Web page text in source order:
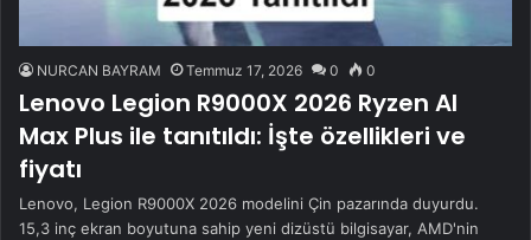
NURCAN BAYRAM Temmuz 17, 2026 0 0
Lenovo Legion R9000X 2026 Ryzen AI
Max Plus ile tanıtıldı: İşte özellikleri ve
fiyatı
Lenovo, Legion R9000X 2026 modelini Çin pazarında duyurdu.
15,3 inç ekran boyutuna sahip yeni dizüstü bilgisayar, AMD'nin